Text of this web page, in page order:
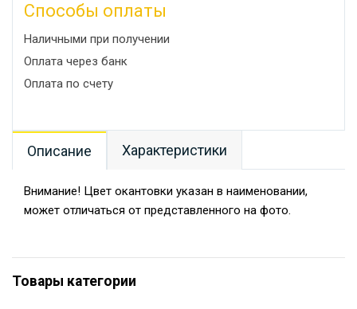
Способы оплаты
Наличными при получении
Оплата через банк
Оплата по счету
Описание Характеристики
Внимание! Цвет окантовки указан в наименовании,
может отличаться от представленного на фото.
Товары категории